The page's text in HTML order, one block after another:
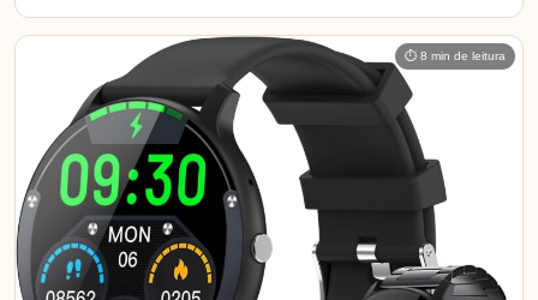
⏱ 8 min de leitura